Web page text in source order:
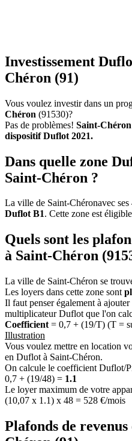
Investissement
Chéron (91)
Vous voulez investir dans un
Chéron (91530)?
Pas de problèmes! Saint-Chéron
dispositif Duflot 2021.
Dans quelle zone
Saint-Chéron ?
La ville de Saint-Chéronavec
Duflot B1. Cette zone est
Quels sont les
à Saint-Chéron
La ville de Saint-Chéron se
Les loyers dans cette zone sont
Il faut penser également à
multiplicateur Duflot que l'on
Coefficient = 0,7 + (19/T) (T =
Illustration
Vous voulez mettre en location
en Duflot à Saint-Chéron.
On calcule le coefficient Duflot/
0,7 + (19/48) = 1.1
Le loyer maximum de votre
(10,07 x 1.1) x 48 = 528 €/mois
Plafonds de